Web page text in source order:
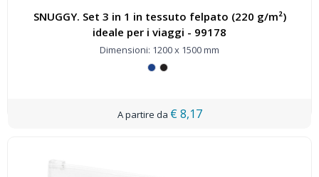
SNUGGY. Set 3 in 1 in tessuto felpato (220 g/m²)
ideale per i viaggi - 99178
Dimensioni: 1200 x 1500 mm
€ 8,17